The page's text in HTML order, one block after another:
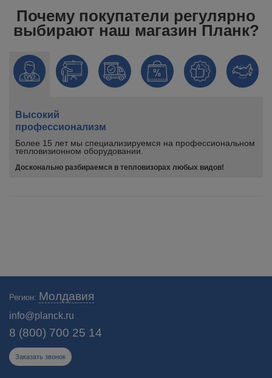
Почему покупатели регулярно
выбирают наш магазин Планк?
Высокий
профессионализм
Более 15 лет мы специализируемся на профессиональном
тепловизионном оборудовании.
Досконально разбираемся в тепловизорах любых видов!
Регион: Молдавия
info@planck.ru
8 (800) 700 25 14
Заказать звонок